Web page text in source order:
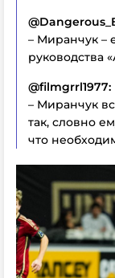
– Миранчук –
руководства
@filmgrrl1977:
– Миранчук
так, словно
что